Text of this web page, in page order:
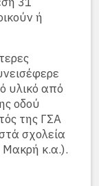
ή
υλικό από
οδού
της ΓΣΑ
σχολεία
Μακρή κ.α.).